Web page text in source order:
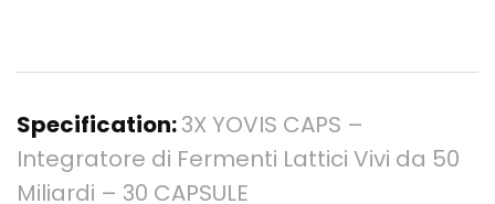
Specification:3X YOVIS CAPS –
Integratore di Fermenti Lattici Vivi da 50
Miliardi – 30 CAPSULE